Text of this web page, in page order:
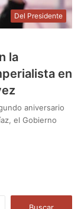
Del Presidente
la
en
aniversario
el Gobierno